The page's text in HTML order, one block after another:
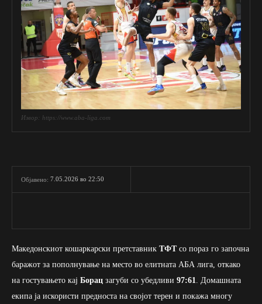
Извор: https://www.aba-liga.com
Објавено: 7.05.2026 во 22:50
Македонскиот кошаркарски претставник ТФТсо пораз го започна
баражот за пополнување на место во елитната АБА лига, откако
на гостувањето кај Борац загуби со убедливи 97:61
. Домашната
екипа ја искористи предноста на својот терен и покажа многу